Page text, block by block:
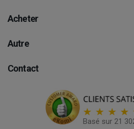
Acheter
Autre
Contact
Basé sur 21